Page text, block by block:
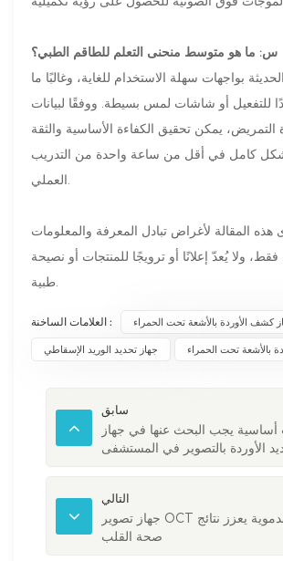
س: ما هو متوسط ​​منحنى التعلم للطاقم الطبي؟
بواجهات سهلة الاستخدام للغاية، وغالبًا ما
للتفعيل أو شاشات لمس بسيطة. ووفقًا لبيانات
التمريض، يمكن تحقيق الكفاءة الأساسية والثقة
بشكل كامل في أقل من ساعة واحدة من التدريب
المقالة لأغراض تبادل المعرفة والمعلومات
ولا يُعدّ إعلانًا أو ترويجًا للمنتجات أو نصيحة
العلامات الساخنة : كشف الأوردة بالأشعة تحت الحمراء
جهاز تحديد الوريد الإسقاطي بالأشعة تحت الحمراء
سابق
يجب البحث عنها في جهاز
الأوردة بالتصوير في المستشفى
التالي
جهاز تصوير OCT داخل الأوعية الدموية يعزز نتائج
صحة القلب